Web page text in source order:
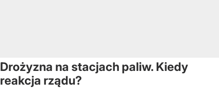
Drożyzna na stacjach paliw. Kiedy
reakcja rządu?